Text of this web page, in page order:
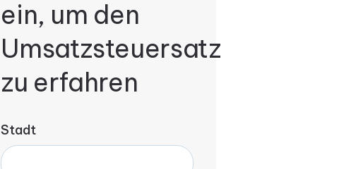
ein, um den
Umsatzsteuersatz
zu erfahren
Stadt